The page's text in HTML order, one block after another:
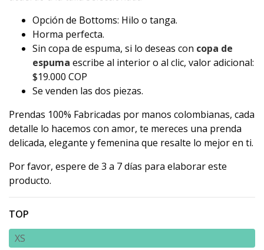
Opción de Bottoms: Hilo o tanga.
Horma perfecta.
Sin copa de espuma, si lo deseas con copa de
espuma escribe al interior o al clic, valor adicional:
$19.000 COP
Se venden las dos piezas.
Prendas 100% Fabricadas por manos colombianas, cada
detalle lo hacemos con amor, te mereces una prenda
delicada, elegante y femenina que resalte lo mejor en ti.
Por favor, espere de 3 a 7 días para elaborar este
producto.
TOP
XS